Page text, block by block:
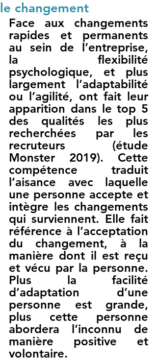
le changement
Face aux changements
rapides et permanents
au sein de l’entreprise,
la flexibilité
psychologique, et plus
largement l’adaptabilité
ou l’agilité, ont fait leur
apparition dans le top 5
des qualités les plus
recherchées par les
recruteurs (étude
Monster 2019). Cette
compétence traduit
l’aisance avec laquelle
une personne accepte et
intègre les changements
qui surviennent. Elle fait
référence à l’acceptation
du changement, à la
manière dont il est reçu
et vécu par la personne.
Plus la facilité
d’adaptation d’une
personne est grande,
plus cette personne
abordera l’inconnu de
manière positive et
volontaire.